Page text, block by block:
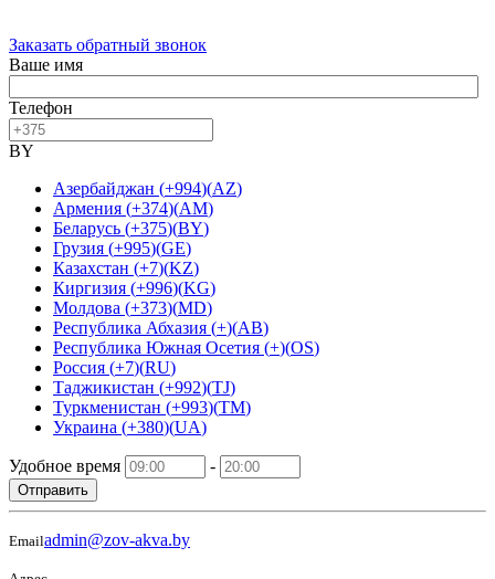
Заказать обратный звонок
Ваше имя
Телефон
BY
Азербайджан (+994)(AZ)
Армения (+374)(AM)
Беларусь (+375)(BY)
Грузия (+995)(GE)
Казахстан (+7)(KZ)
Киргизия (+996)(KG)
Молдова (+373)(MD)
Республика Абхазия (+)(AB)
Республика Южная Осетия (+)(OS)
Россия (+7)(RU)
Таджикистан (+992)(TJ)
Туркменистан (+993)(TM)
Украина (+380)(UA)
Удобное время -
Отправить
Emailadmin@zov-akva.by